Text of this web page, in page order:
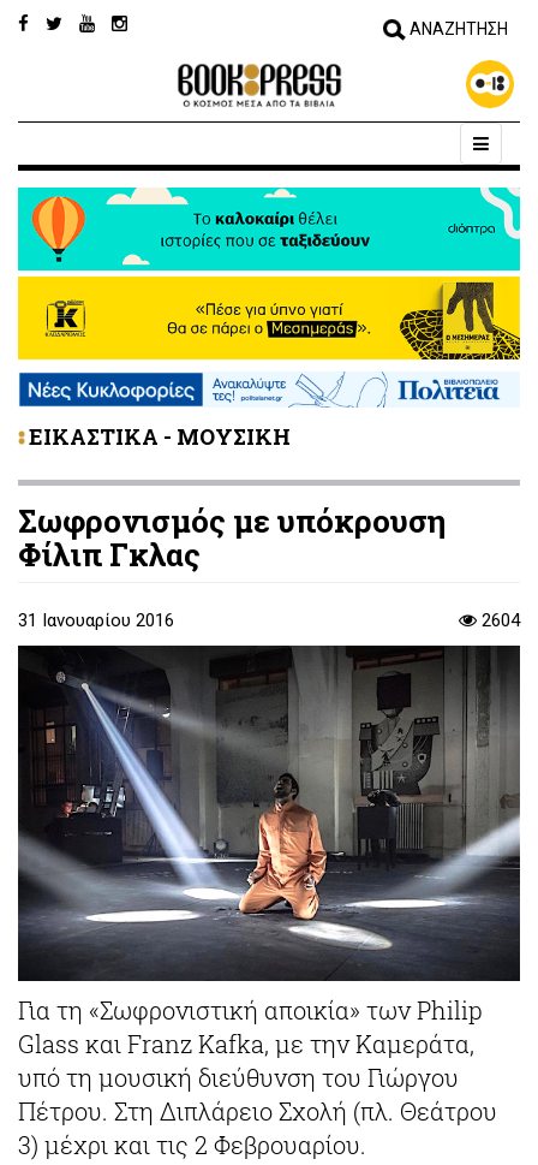
ΕΙΚΑΣΤΙΚΑ - ΜΟΥΣΙΚΗ
Σωφρονισμός με υπόκρουση
Φίλιπ Γκλας
31 Ιανουαρίου 2016 2604
Για τη «Σωφρονιστική αποικία» των Philip
Glass και Franz Kafka, με την Καμεράτα,
υπό τη μουσική διεύθυνση του Γιώργου
Πέτρου. Στη Διπλάρειο Σχολή (πλ. Θεάτρου
3) μέχρι και τις 2 Φεβρουαρίου.